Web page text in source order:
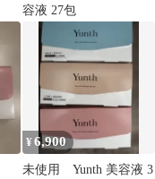
容液 27包
¥6,900
未使用 Yunth 美容液 3